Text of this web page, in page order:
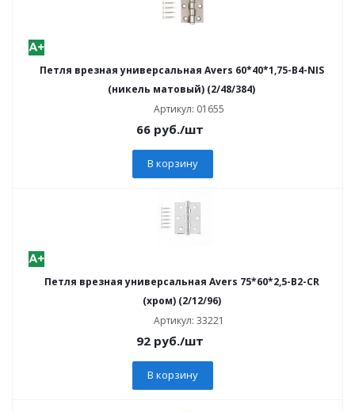
Петля врезная универсальная Avers 60*40*1,75-В4-NIS
(никель матовый) (2/48/384)
Артикул: 01655
66руб./шт
В корзину
Петля врезная универсальная Avers 75*60*2,5-B2-CR
(хром) (2/12/96)
Артикул: 33221
92руб./шт
В корзину